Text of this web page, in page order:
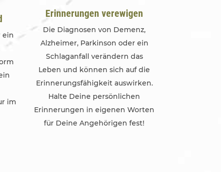
ein
im
Erinnerungen verewigen
Die Diagnosen von Demenz,
Alzheimer, Parkinson oder ein
Schlaganfall verändern das
Leben und können sich auf die
Erinnerungsfähigkeit auswirken.
Halte Deine persönlichen
Erinnerungen in eigenen Worten
für Deine Angehörigen fest!